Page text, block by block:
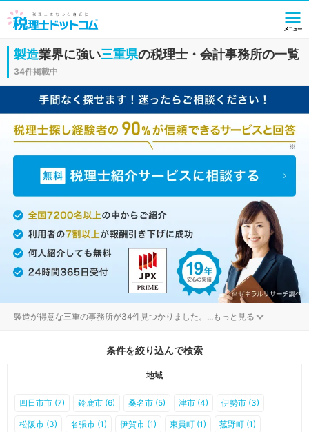
製造業界に強い三重県の税理士・会計事務所の一覧
34件掲載中
製造が得意な三重の事務所が34件見つかりました。 ...もっと見る
条件を絞り込んで検索
地域
四日市市 (7) 鈴鹿市 (6) 桑名市 (5) 津市 (4) 伊勢市 (3)
松阪市 (3) 名張市 (1) 伊賀市 (1) 東員町 (1) 菰野町 (1)